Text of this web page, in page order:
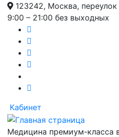
123242, Москва,
9:00 – 21:00 без выходных
Кабинет
Медицина премиум-класса